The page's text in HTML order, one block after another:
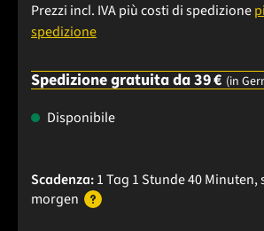
Prezzi incl. IVA più costi di spedizione
spedizione
Spedizione gratuita da 39 € (in
Disponibile
Scadenza:1 Tag 1 Stunde 39 Minuten,
morgen